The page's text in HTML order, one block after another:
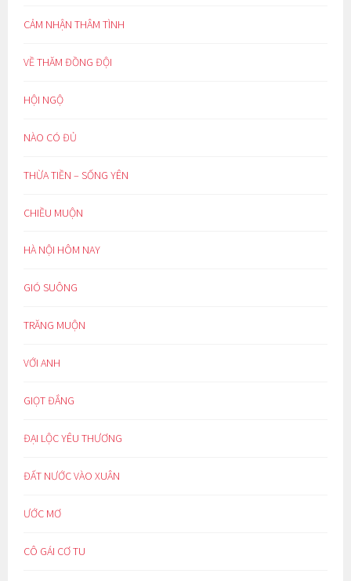
CẢM NHẬN THÂM TÌNH
VỀ THĂM ĐỒNG ĐỘI
HỘI NGỘ
NÀO CÓ ĐỦ
THỪA TIỀN – SỐNG YÊN
CHIỀU MUỘN
HÀ NỘI HÔM NAY
GIÓ SUÔNG
TRĂNG MUỘN
VỚI ANH
GIỌT ĐẮNG
ĐẠI LỘC YÊU THƯƠNG
ĐẤT NƯỚC VÀO XUÂN
ƯỚC MƠ
CÔ GÁI CƠ TU